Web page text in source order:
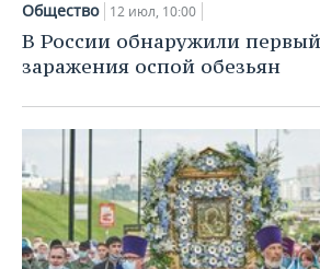
Общество 12 июл, 10:00
В России обнаружили
заражения оспой обезьян